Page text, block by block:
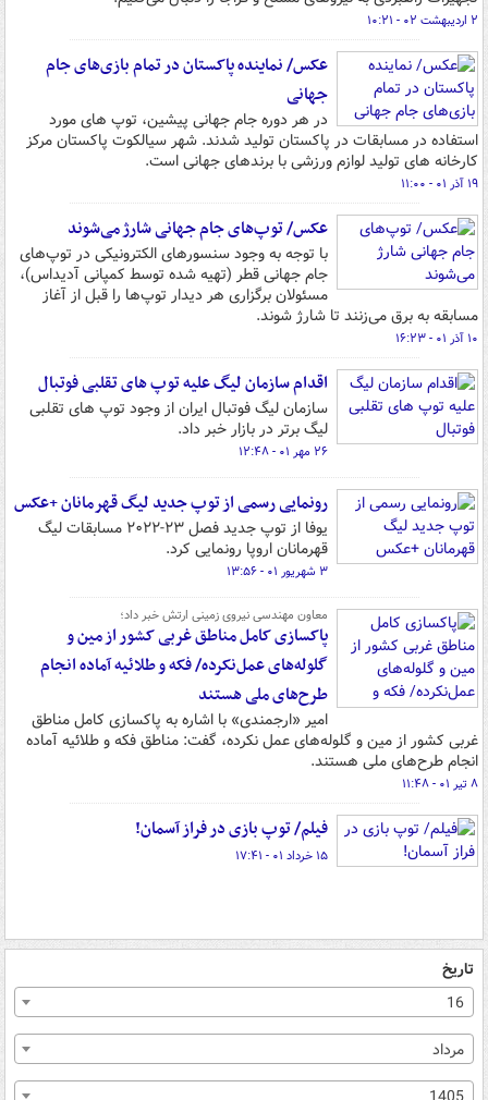
۲ اردیبهشت ۰۲ - ۱۰:۲۱
عکس/ نماینده پاکستان در تمام بازی‌های جام
جهانی
در هر دوره جام جهانی پیشین، توپ های مورد
استفاده در مسابقات در پاکستان تولید شدند. شهر سیالکوت پاکستان مرکز
کارخانه های تولید لوازم ورزشی با برندهای جهانی است.
۱۹ آذر ۰۱ - ۱۱:۰۰
عکس/ توپ‌های جام جهانی شارژ می‌شوند
با توجه به وجود سنسورهای الکترونیکی در توپ‌های
جام جهانی قطر (تهیه شده توسط کمپانی آدیداس)،
مسئولان برگزاری هر دیدار توپ‌ها را قبل از آغاز
مسابقه به برق می‌زنند تا شارژ شوند.
۱۰ آذر ۰۱ - ۱۶:۲۳
اقدام سازمان لیگ علیه توپ های تقلبی فوتبال
سازمان لیگ فوتبال ایران از وجود توپ های تقلبی
لیگ برتر در بازار خبر داد.
۲۶ مهر ۰۱ - ۱۲:۴۸
رونمایی رسمی از توپ جدید لیگ قهرمانان +عکس
یوفا از توپ جدید فصل ۲۳-۲۰۲۲ مسابقات لیگ
قهرمانان اروپا رونمایی کرد.
۳ شهریور ۰۱ - ۱۳:۵۶
معاون مهندسی نیروی زمینی ارتش خبر داد؛
پاکسازی کامل مناطق غربی کشور از مین و
گلوله‌های عمل‌نکرده/ فکه و طلائیه آماده انجام
طرح‌های ملی هستند
امیر «ارجمندی» با اشاره به پاکسازی کامل مناطق
غربی کشور از مین و گلوله‌های عمل نکرده، گفت: مناطق فکه و طلائیه آماده
انجام طرح‌های ملی هستند.
۸ تیر ۰۱ - ۱۱:۴۸
فیلم/ توپ بازی در فراز آسمان!
۱۵ خرداد ۰۱ - ۱۷:۴۱
تاریخ
16
مرداد